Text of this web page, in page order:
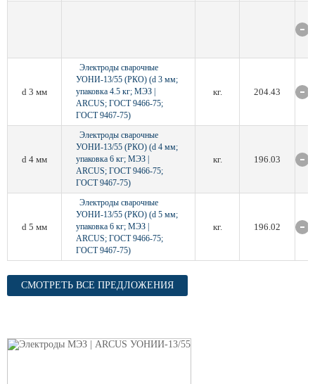
d 3 мм
Электроды сварочные
УОНИ-13/55 (РКО) (d 3 мм;
упаковка 4.5 кг; МЭЗ |
ARCUS; ГОСТ 9466-75;
ГОСТ 9467-75)
кг. 204.43
d 4 мм
Электроды сварочные
УОНИ-13/55 (РКО) (d 4 мм;
упаковка 6 кг; МЭЗ |
ARCUS; ГОСТ 9466-75;
ГОСТ 9467-75)
кг. 196.03
d 5 мм
Электроды сварочные
УОНИ-13/55 (РКО) (d 5 мм;
упаковка 6 кг; МЭЗ |
ARCUS; ГОСТ 9466-75;
ГОСТ 9467-75)
кг. 196.02
СМОТРЕТЬ ВСЕ ПРЕДЛОЖЕНИЯ